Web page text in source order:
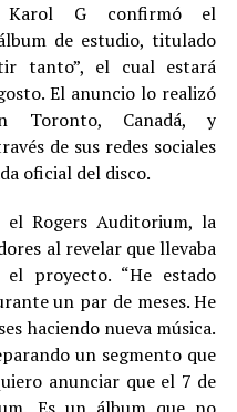
Karol G confirmó el
de estudio, titulado
tanto”, el cual estará
El anuncio lo realizó
Toronto, Canadá, y
de sus redes sociales
oficial del disco.
Rogers Auditorium, la
al revelar que llevaba
proyecto. “He estado
un par de meses. He
haciendo nueva música.
un segmento que
anunciar que el 7 de